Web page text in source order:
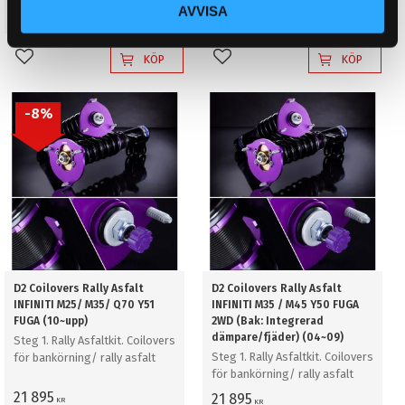
AVVISA
Lägg till i favoriterKÖP
21 895
Lägg till i favoriterKÖP
D2 Coilovers Rally Asfalt
INFINITI M25/ M35/ Q70 Y51
FUGA (10~upp)
Steg 1. Rally Asfaltkit. Coilovers
för bankörning/ rally asfalt
21 895 KR
8%
D2 Coilovers Rally Asfalt
INFINITI M35 / M45 Y50 FUGA
2WD (Bak: Integrerad
dämpare/fjäder) (04~09)
Steg 1. Rally Asfaltkit. Coilovers
för bankörning/ rally asfalt
21 895 KR